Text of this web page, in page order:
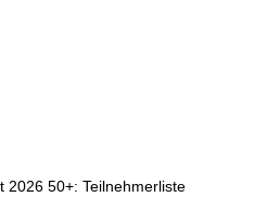
2026 50+: Teilnehmerliste